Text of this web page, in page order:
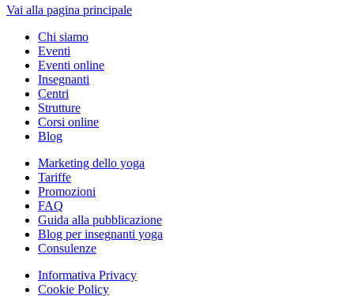
Vai alla pagina principale
Chi siamo
Eventi
Eventi online
Insegnanti
Centri
Strutture
Corsi online
Blog
Marketing dello yoga
Tariffe
Promozioni
FAQ
Guida alla pubblicazione
Blog per insegnanti yoga
Consulenze
Informativa Privacy
Cookie Policy